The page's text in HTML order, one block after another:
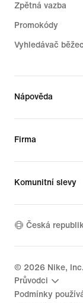
Zpětná vazba
Promokódy
Vyhledávač
Nápověda
Firma
Komunitní slevy
Česká
© 2026 Nike,
Průvodci
Podmínky